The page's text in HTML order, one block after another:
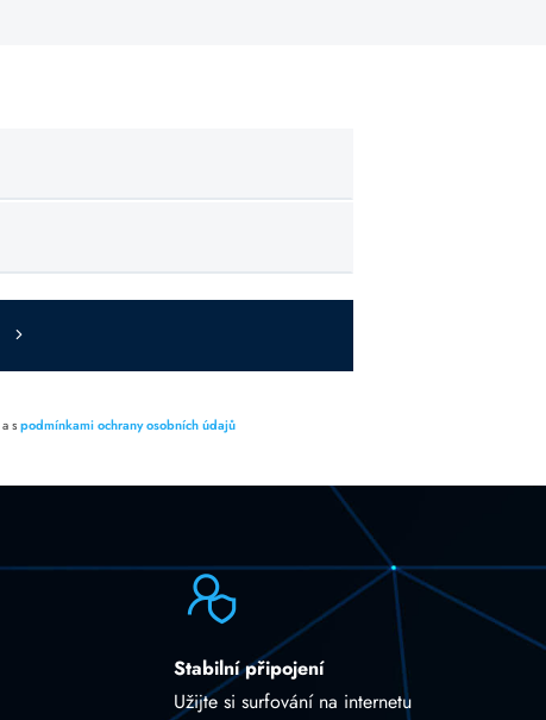
a spodmínkami ochrany osobních údajů
Stabilní připojení
Užijte si surfování na internetu